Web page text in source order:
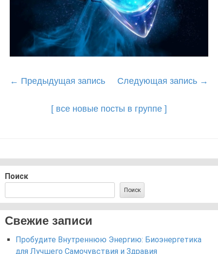
Post
← Предыдущая запись Следующая запись →
[ все новые посты в группе ]
Поиск
Поиск
Свежие записи
Пробудите Внутреннюю Энергию: Биоэнергетика
для Лучшего Самочувствия и Здравия